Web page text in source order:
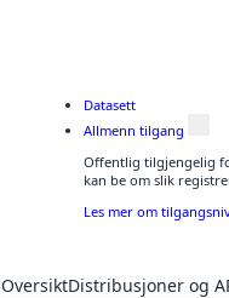
Datasett
Allmenn tilgang
Offentlig tilgjengelig
kan be om slik
Les mer om
OversiktDistribusjoner og